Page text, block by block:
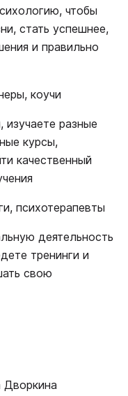
чтобы
стать успешнее,
и правильно
коучи
изучаете разные
курсы,
качественный
психотерапевты
деятельность
тренинги и
свою
Дворкина